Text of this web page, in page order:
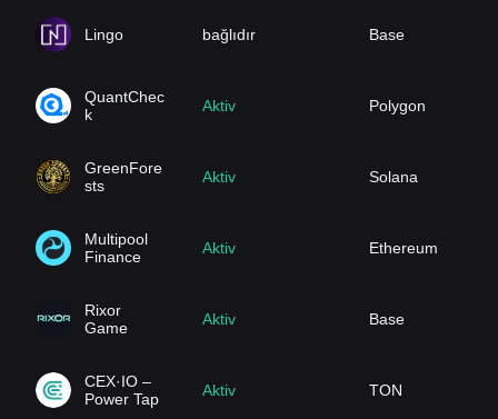
Lingo bağlıdır Base
QuantChec
k
Aktiv Polygon
GreenFore
sts
Aktiv Solana
Multipool
Finance
Aktiv Ethereum
Rixor
Game
Aktiv Base
CEX·IO –
Power Tap
Aktiv TON